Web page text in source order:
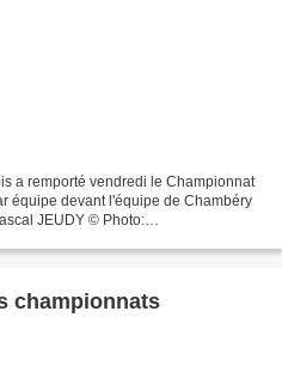
a remporté vendredi le Championnat
équipe devant l'équipe de Chambéry
JEUDY © Photo:
championnats